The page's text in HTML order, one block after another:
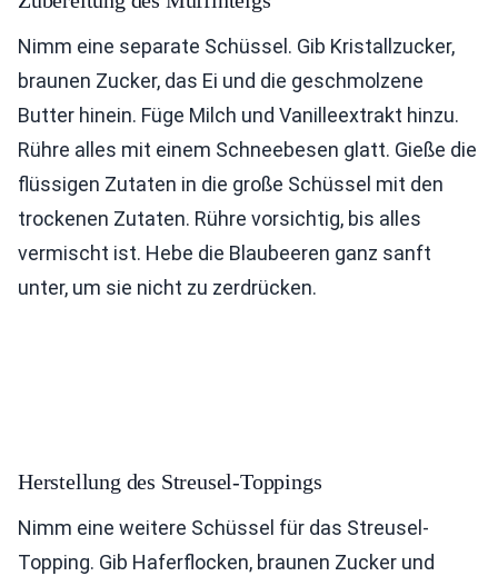
Nimm eine separate Schüssel. Gib Kristallzucker,
braunen Zucker, das Ei und die geschmolzene
Butter hinein. Füge Milch und Vanilleextrakt hinzu.
Rühre alles mit einem Schneebesen glatt. Gieße die
flüssigen Zutaten in die große Schüssel mit den
trockenen Zutaten. Rühre vorsichtig, bis alles
vermischt ist. Hebe die Blaubeeren ganz sanft
unter, um sie nicht zu zerdrücken.
Herstellung des Streusel-Toppings
Nimm eine weitere Schüssel für das Streusel-
Topping. Gib Haferflocken, braunen Zucker und